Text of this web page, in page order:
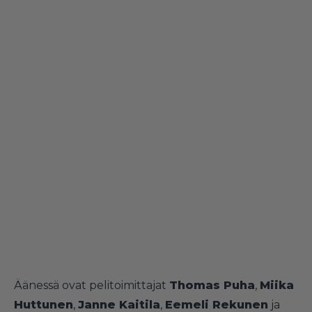
Äänessä ovat pelitoimittajat Thomas Puha, Miika
Huttunen, Janne Kaitila, Eemeli Rekunen ja